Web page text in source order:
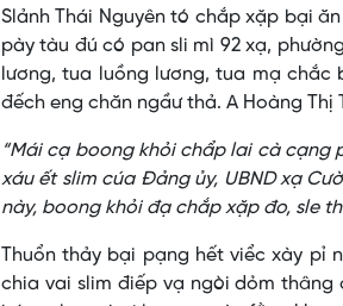
Slảnh Thái Nguyên tó chắp xặp bại
pày tàu đú có pan sli mì 92 xạ,
lương, tua luồng lương, tua mạ
đếch eng chăn ngầư thả. A Hoàng Thị
“Mái cạ boong khỏi chẩp lai cà cạng
xáu ết slim cúa Đảng ủy, UBND xạ
này, boong khỏi đạ chắp xặp đo, sle
Thuổn thảy bại pạng hết viểc xày pỉ
chia vai slim điếp vạ ngòi dỏm